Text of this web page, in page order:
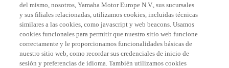
del mismo, nosotros, Yamaha Motor Europe N.V., sus sucursales
y sus filiales relacionadas, utilizamos cookies, incluidas técnicas
similares a las cookies, como javascript y web beacons. Usamos
cookies funcionales para permitir que nuestro sitio web funcione
correctamente y le proporcionamos funcionalidades básicas de
nuestro sitio web, como recordar sus credenciales de inicio de
sesión y preferencias de idioma. También utilizamos cookies